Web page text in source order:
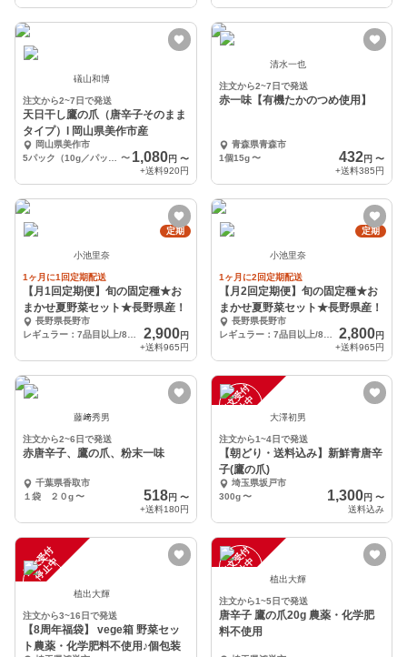
礒山和博
注文から2~7日で発送
天日干し鷹の爪（唐辛子そのまま
タイプ）l 岡山県美作市産
岡山県美作市
〜 1,080円 〜
+送料920円
清水一也
注文から2~7日で発送
赤一味【有機たかのつめ使用】
青森県青森市
1個15g 〜 432円 〜
+送料385円
定期
小池里奈
1ヶ月に1回定期配送
【月1回定期便】旬の固定種★お
まかせ夏野菜セット★長野県産！
長野県長野市
2,900円
+送料965円
定期
小池里奈
1ヶ月に2回定期配送
【月2回定期便】旬の固定種★お
まかせ夏野菜セット★長野県産！
長野県長野市
2,800円
+送料965円
藤﨑秀男
注文から2~6日で発送
赤唐辛子、鷹の爪、粉末一味
千葉県香取市
１袋 ２０g〜 518円 〜
+送料180円
注
文
受
付
停
止
中 大澤初男
注文から1~4日で発送
【朝どり・送料込み】新鮮青唐辛
子(鷹の爪)
埼玉県坂戸市
300g 〜 1,300円 〜
送料込み
注
文
受
付
停
止
中
植出大輝
注文から3~16日で発送
【8周年福袋】 vege箱 野菜セッ
ト農薬・化学肥料不使用♪個包装
注
文
受
付
停
止
中 植出大輝
注文から1~5日で発送
唐辛子 鷹の爪20g 農薬・化学肥
料不使用